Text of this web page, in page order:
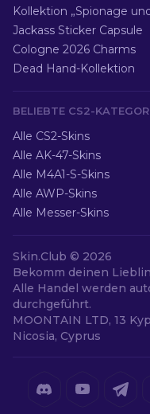
Kollektion „Spionage
Jackass Sticker Capsule
Cologne 2026 Charms
Dead Hand-Kollektion
BELIEBTE CS2-
Alle CS2-Skins
Alle AK-47-Skins
Alle M4A1-S-Skins
Alle AWP-Skins
Alle Messer-Skins
Skin.Club © 2026
Bekomm deinen
Alle Handel werden
durchgeführt.
MOONTAIN LTD, 13
Nicosia, Cyprus